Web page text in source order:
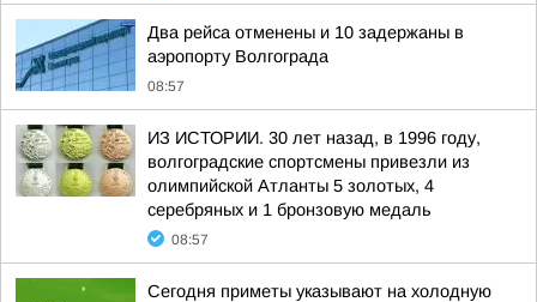
Два рейса отменены и 10 задержаны в
аэропорту Волгограда
08:57
ИЗ ИСТОРИИ. 30 лет назад, в 1996 году,
волгоградские спортсмены привезли из
олимпийской Атланты 5 золотых, 4
серебряных и 1 бронзовую медаль
08:57
Сегодня приметы указывают на холодную